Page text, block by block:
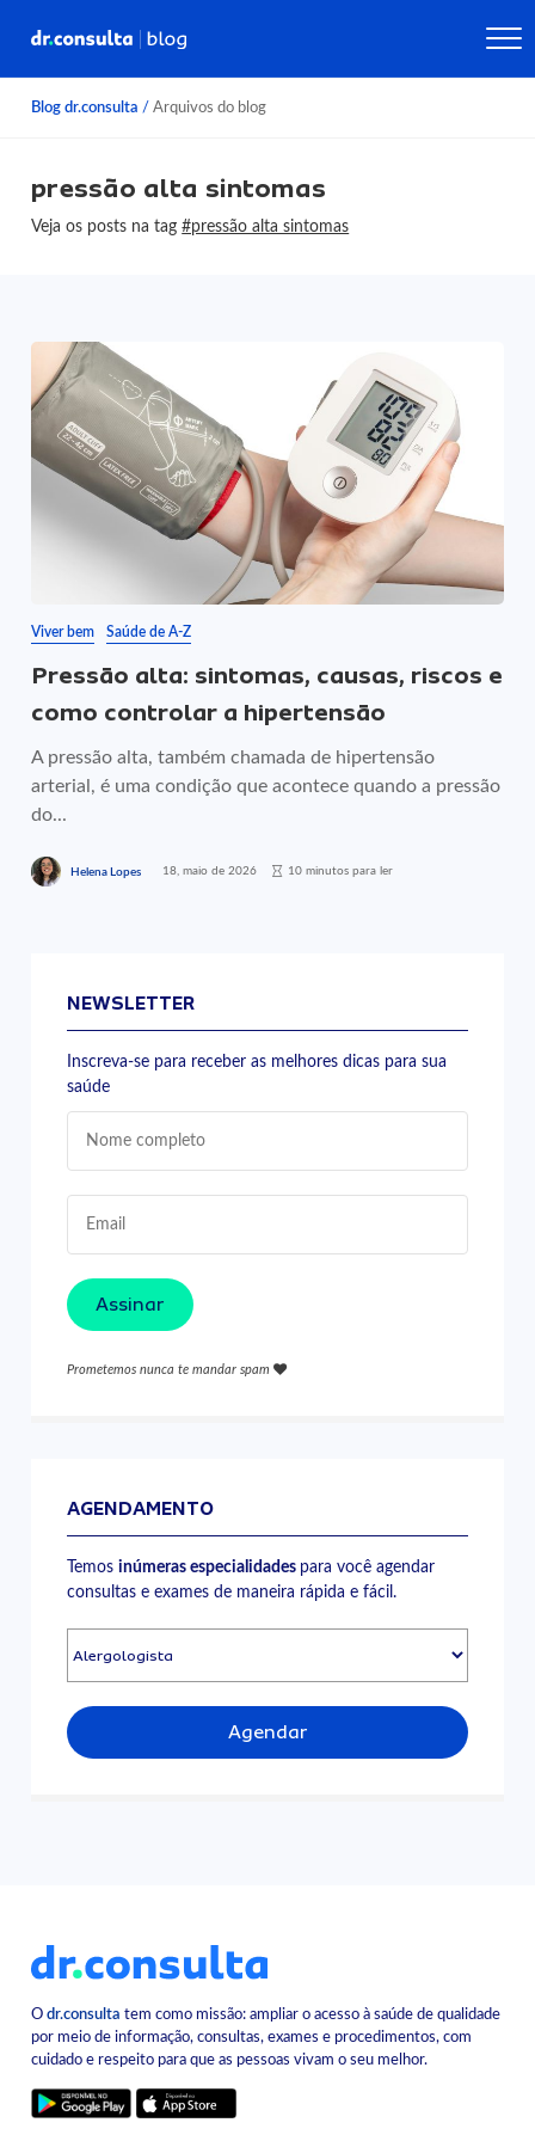
Blog dr.consulta / Arquivos do blog
pressão alta sintomas
Veja os posts na tag#pressão alta sintomas
Viver bem Saúde de A-Z
Pressão alta: sintomas, causas, riscos e
como controlar a hipertensão
A pressão alta, também chamada de hipertensão
arterial, é uma condição que acontece quando a pressão
do...
Helena Lopes 18, maio de 2026 10 minutos para ler
NEWSLETTER
Inscreva-se para receber as melhores dicas para sua
saúde
Assinar
Prometemos nunca te mandar spam
AGENDAMENTO
Temosinúmeras especialidades para você agendar
consultas e exames de maneira rápida e fácil.
Agendar
Odr.consulta tem como missão: ampliar o acesso à saúde de qualidade
por meio de informação, consultas, exames e procedimentos, com
cuidado e respeito para que as pessoas vivam o seu melhor.